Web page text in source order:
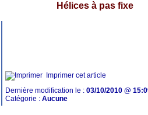
Hélices à pas fixe
Imprimer cet article
Dernière modification le : 03/10/2010 @
Catégorie : Aucune